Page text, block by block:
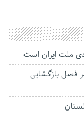
ملت ایران است
گروه سنی ۵ تا ۱۱ سال در فصل بازگشایی